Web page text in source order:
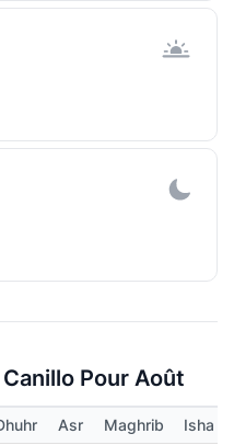
Pour Août
Asr Maghrib
Isha